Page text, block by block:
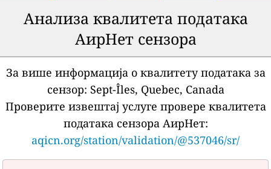
Анализа квалитета података
АирНет сензора
За више информација о квалитету података за
сензор: Sept-Îles, Quebec, Canada
Проверите извештај услуге провере квалитета
података сензора АирНет:
aqicn.org/station/validation/@537046/sr/